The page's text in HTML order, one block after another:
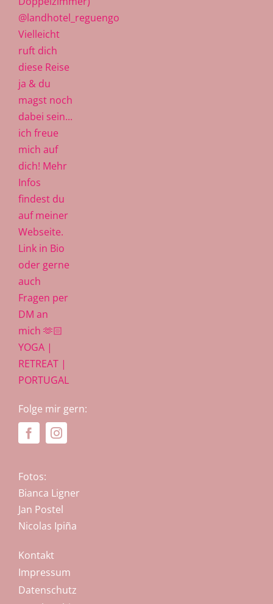
Folge mir gern:
Fotos:
Bianca Ligner
Jan Postel
Nicolas Ipiña
Kontakt
Impressum
Datenschutz